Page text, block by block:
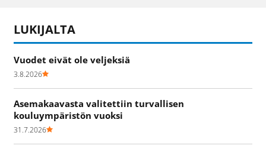
LUKIJALTA
Vuodet eivät ole veljeksiä
3.8.2026
Asemakaavasta valitettiin turvallisen
kouluympäristön vuoksi
31.7.2026